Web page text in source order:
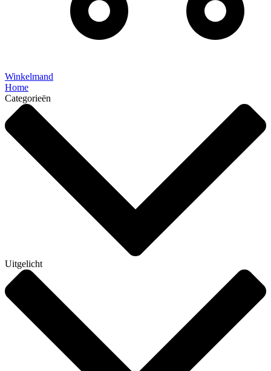
Winkelmand
Home
Categorieën
Uitgelicht